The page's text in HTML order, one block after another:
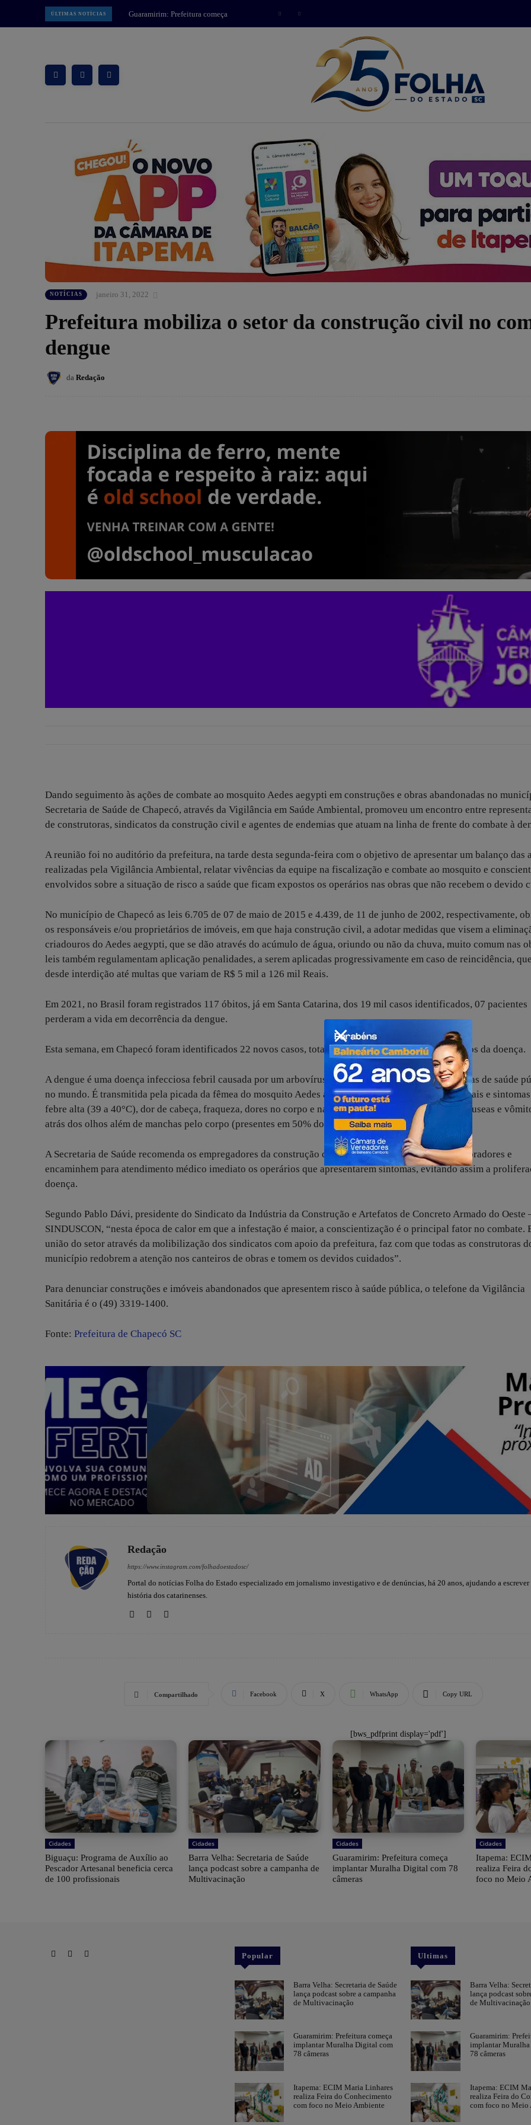
ÚLTIMAS NOTÍCIAS
Guaramirim: Prefeitura começa
implantar Muralha Digital com 78
NOTÍCIAS janeiro 31, 2022
Prefeitura mobiliza o setor da construção civil no
dengue
da Redação
Dando seguimento às ações de combate ao mosquito Aedes aegypti em construções e obras abandonadas no
Secretaria de Saúde de Chapecó, através da Vigilância em Saúde Ambiental, promoveu um encontro entre
de construtoras, sindicatos da construção civil e agentes de endemias que atuam na linha de frente do combate à
A reunião foi no auditório da prefeitura, na tarde desta segunda-feira com o objetivo de apresentar um balanço das
realizadas pela Vigilância Ambiental, relatar vivências da equipe na fiscalização e combate ao mosquito e
envolvidos sobre a situação de risco a saúde que ficam expostos os operários nas obras que não recebem o devido
No município de Chapecó as leis 6.705 de 07 de maio de 2015 e 4.439, de 11 de junho de 2002, respectivamente,
os responsáveis e/ou proprietários de imóveis, em que haja construção civil, a adotar medidas que visem a
criadouros do Aedes aegypti, que se dão através do acúmulo de água, oriundo ou não da chuva, muito comum nas
leis também regulamentam aplicação penalidades, a serem aplicadas progressivamente em caso de reincidência,
desde interdição até multas que variam de R$ 5 mil a 126 mil Reais.
Em 2021, no Brasil foram registrados 117 óbitos, já em Santa Catarina, dos 19 mil casos identificados, 07 pacientes
perderam a vida em decorrência da dengue.
Esta semana, em Chapecó foram identificados 22 novos casos, totalizando 77, com dois casos positivos da doença.
A dengue é uma doença infecciosa febril causada por um arbovírus, sendo um dos principais problemas de saúde
no mundo. É transmitida pela picada da fêmea do mosquito Aedes aegypti infectado. Os principais sinais e
febre alta (39 a 40°C), dor de cabeça, fraqueza, dores no corpo e nas articulações, perda do apetite, náuseas e
atrás dos olhos além de manchas pelo corpo (presentes em 50% dos casos).
A Secretaria de Saúde recomenda os empregadores da construção civil que, isolem do grupo se colaboradores e
encaminhem para atendimento médico imediato os operários que apresentarem sintomas, evitando assim a
doença.
Segundo Pablo Dávi, presidente do Sindicato da Indústria da Construção e Artefatos de Concreto Armado do Oeste
SINDUSCON, “nesta época de calor em que a infestação é maior, a conscientização é o principal fator no combate.
união do setor através da molibilização dos sindicatos com apoio da prefeitura, faz com que todas as construtoras
município redobrem a atenção nos canteiros de obras e tomem os devidos cuidados”.
Para denunciar construções e imóveis abandonados que apresentem risco à saúde pública, o telefone da Vigilância
Sanitária é o (49) 3319-1400.
Fonte: Prefeitura de Chapecó SC
Redação
https://www.instagram.com/folhadoestadosc/
Portal do notícias Folha do Estado especializado em jornalismo investigativo e de denúncias, há 20 anos, ajudando a escrever
história dos catarinenses.
Compartilhado Facebook X WhatsApp Copy URL
[bws_pdfprint display='pdf']
Cidades
Biguaçu: Programa de Auxílio ao
Pescador Artesanal beneficia cerca
de 100 profissionais
Cidades
Barra Velha: Secretaria de Saúde
lança podcast sobre a campanha de
Multivacinação
Cidades
Guaramirim: Prefeitura começa
implantar Muralha Digital com 78
câmeras
Cidades
Itapema:
realiza Feira
foco no Meio
Popular
Barra Velha: Secretaria de Saúde
lança podcast sobre a campanha
de Multivacinação
Guaramirim: Prefeitura começa
implantar Muralha Digital com
78 câmeras
Itapema: ECIM Maria Linhares
realiza Feira do Conhecimento
com foco no Meio Ambiente
Ultimas
Barra Velha:
lança podcast
de Multivacinação
Guaramirim:
implantar
78 câmeras
Itapema: ECIM
realiza Feira do
com foco no Meio